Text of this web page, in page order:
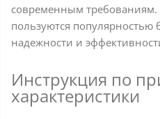
современным требованиям.
пользуются популярностью
надежности и
Инструкция по
характеристики